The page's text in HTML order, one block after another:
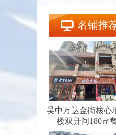
名铺推
吴中万达金街核心
楼双开间180㎡